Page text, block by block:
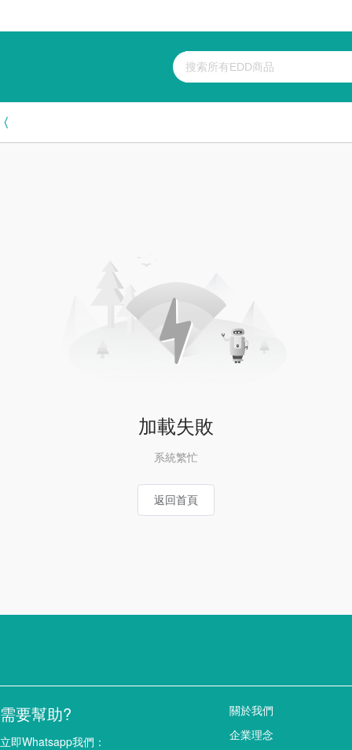
加載失敗
系統繁忙
返回首頁
需要幫助?
立即Whatsapp我們：
關於我們
企業理念